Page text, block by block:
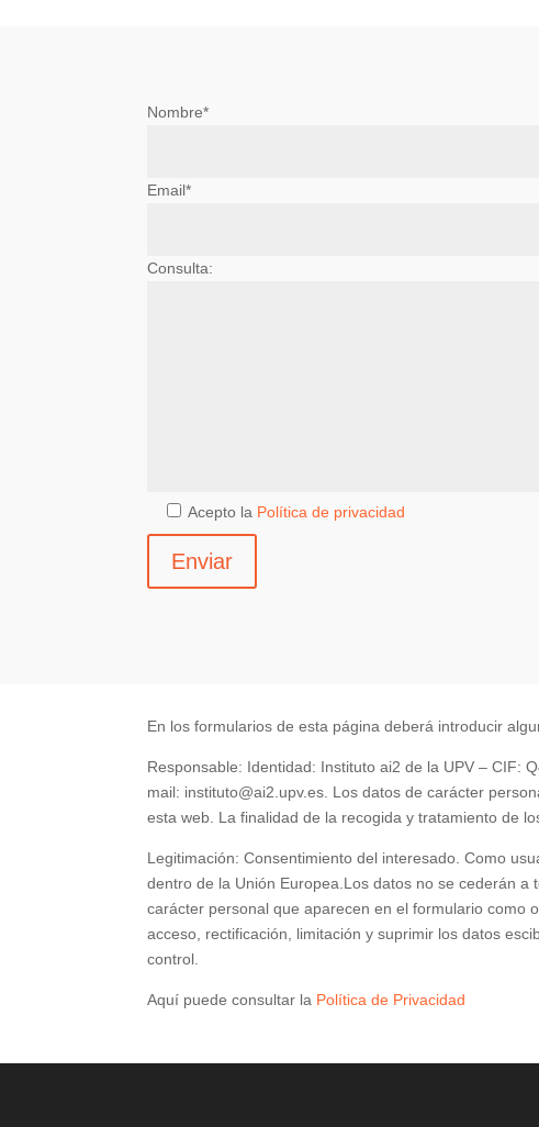
Nombre*
Email*
Consulta:
Acepto la Política de privacidad
En los formularios de esta página deberá introducir
Responsable: Identidad: Instituto ai2 de la UPV – CIF:
mail: instituto@ai2.upv.es. Los datos de carácter
esta web. La finalidad de la recogida y tratamiento de
Legitimación: Consentimiento del interesado. Como
dentro de la Unión Europea.Los datos no se cederán
carácter personal que aparecen en el formulario como
acceso, rectificación, limitación y suprimir los datos
control.
Aquí puede consultar la Política de Privacidad